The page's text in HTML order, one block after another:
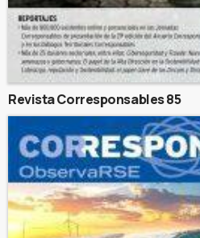
Revista Corresponsables 85